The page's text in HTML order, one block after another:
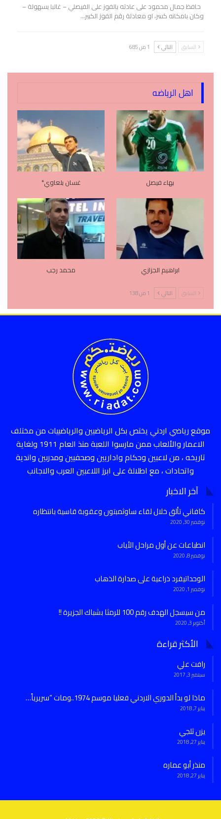
حافظ جمال محمود على عادته بالفوز على الفيصلي – غالبا بسهولة –
وكان بامكانه كسر، او معادلة رقم الفوز الكبير…
السابق التالي 1 من 685
اهل الرياضه
بهاء فيصل غسان بلعاوي*
ابراهيم الجزازي محمد رجب
السابق التالي 1 من 138
موقع رياضي اردني يختص بكل الرياضيين والرياضييات من مختلف
الاعمار والألعاب ممن مارسوا اللعبة منذ العام 1911 ولغاية
تاريخه ، من لاعبين وحكام واداريين وصحفيين ومدربين واندية
واتحادات ، مع اطلالة على ابرز اللاعبين العرب والاجانب
آخر الاخبار
كافاني تألق خلال لقاء ساوثمبتون وعقوبة قاسية بانتظاره
نوفمبر 30, 2020
انطباعات عن أول مراحل الأياب
نوفمبر 8, 2020
الوحداتيفرد ذراعية على صدارة الذهاب
نوفمبر 1, 2020
من سيسجل الهدف رقم 100 للرمثا بشباك الجزيرة !!
أكتوبر 3, 2020
الأكثر قراءة
رافت علي
سبتمبر 3, 2017
ماذا لو بدأ الدوري الاردني فعليا موسم 1974..ومات “سريرياً…
يناير 7, 2018
يزن ثلجي
يناير 27, 2018
منذر أبو عماره
يناير 27, 2018